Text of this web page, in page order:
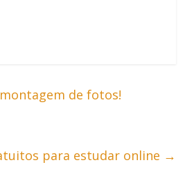
de fotos!
para estudar online →